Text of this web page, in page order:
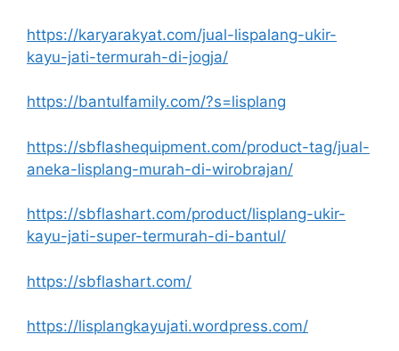
https://karyarakyat.com/jual-lispalang-ukir-
kayu-jati-termurah-di-jogja/
https://bantulfamily.com/?s=lisplang
https://sbflashequipment.com/product-tag/jual-
aneka-lisplang-murah-di-wirobrajan/
https://sbflashart.com/product/lisplang-ukir-
kayu-jati-super-termurah-di-bantul/
https://sbflashart.com/
https://lisplangkayujati.wordpress.com/